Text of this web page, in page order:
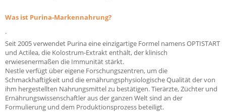
Was ist Purina-Markennahrung?
.
Seit 2005 verwendet Purina eine einzigartige Formel namens OPTISTART
und Actilea, die Kolostrum-Extrakt enthält, der klinisch
erwiesenermaßen die Immunität stärkt.
Nestle verfügt über eigene Forschungszentren, um die
Schmackhaftigkeit und die ernährungsphysiologische Qualität der von
ihm hergestellten Nahrungsmittel zu bestätigen. Tierärzte, Züchter und
Ernährungswissenschaftler aus der ganzen Welt sind an der
Formulierung und dem Produktionsprozess beteiligt.